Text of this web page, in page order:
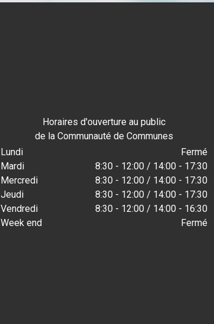
Horaires d'ouverture au public
de la Communauté de Communes
Lundi
Fermé
Mardi
8:30 - 12:00 / 14:00 - 17:30
Mercredi
8:30 - 12:00 / 14:00 - 17:30
Jeudi
8:30 - 12:00 / 14:00 - 17:30
Vendredi
8:30 - 12:00 / 14:00 - 16:30
Week end
Fermé